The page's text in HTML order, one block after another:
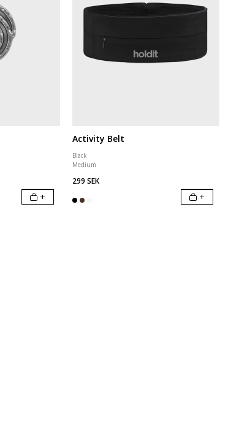
+
Activity Belt
Black
Medium
299 SEK
+